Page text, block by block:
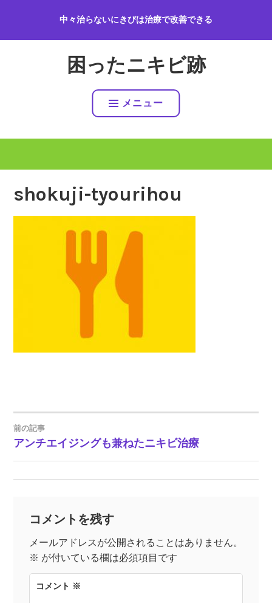
テ
中々治らないにきびは治療で改善できる
困ったニキビ跡
メニュー
shokuji-tyourihou
投
稿
ビ
ゲ
ー
前の記事
アンチエイジングも兼ねたニキビ治療
コメントを残す
メールアドレスが公開されることはありません。
※ が付いている欄は必須項目です
コメント ※